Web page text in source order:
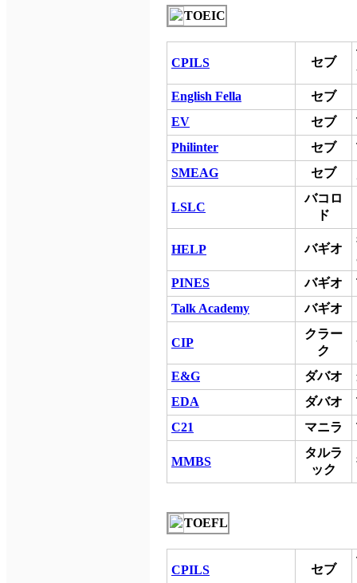
TOEIC
CPILS セブ
English Fella
セブ
EV
セブ
Philinter
セブ
SMEAG セブ
LSLC
バコロ
ド
HELP バギオ
PINES
バギオ
Talk Academy
バギオ
CIP
クラー
ク
E&G ダバオ
EDA
ダバオ
C21
マニラ
MMBS
タルラ
ック
TOEFL
CPILS セブ